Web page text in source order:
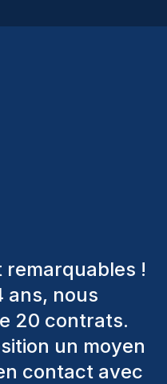
ont
proposer
Ceux que
sont toujours